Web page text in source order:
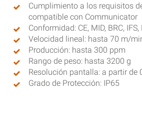
Cumplimiento a los requisitos
compatible con Communicator
Conformidad: CE, MID, BRC, IFS,
Velocidad lineal: hasta 70 m/
Producción: hasta 300 ppm
Rango de peso: hasta 3200 g
Resolución pantalla: a partir de
Grado de Protección: IP65